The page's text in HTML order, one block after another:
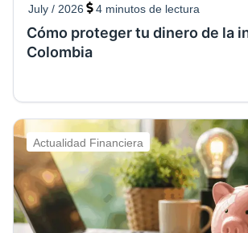
July / 2026 4 minutos de lectura
Cómo proteger tu dinero de la
Colombia
Actualidad Financiera